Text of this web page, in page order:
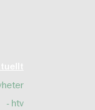
htv